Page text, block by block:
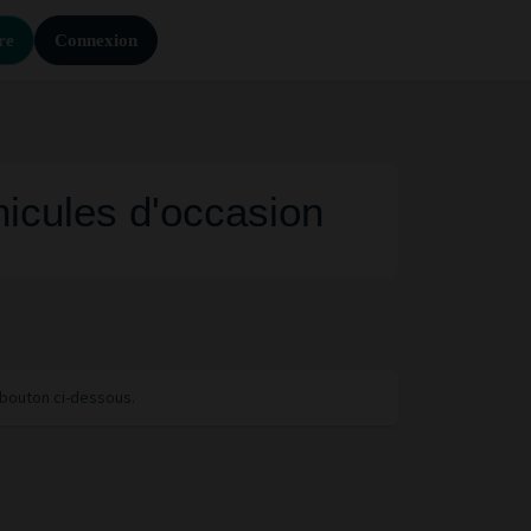
Connexion
d'occasion
ci-dessous.